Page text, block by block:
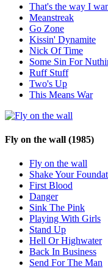
That's the way I
Meanstreak
Go Zone
Kissin' Dynamite
Nick Of Time
Some Sin For
Ruff Stuff
Two's Up
This Means War
Fly on the wall (1985)
Fly on the wall
Shake Your
First Blood
Danger
Sink The Pink
Playing With Girls
Stand Up
Hell Or Highwater
Back In Business
Send For The Man